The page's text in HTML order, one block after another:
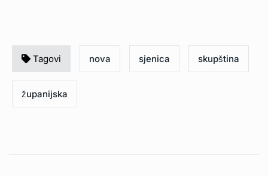
Tagovi nova sjenica skupština
županijska